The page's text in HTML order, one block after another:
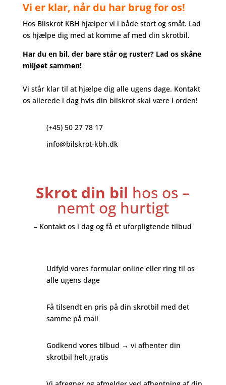
Vi er klar, når du har brug for os!
Hos Bilskrot KBH hjælper vi i både stort og småt. Lad
os hjælpe dig med at komme af med din skrotbil.
Har du en bil, der bare står og ruster? Lad os skåne
miljøet sammen!
Vi står klar til at hjælpe dig alle ugens dage. Kontakt
os allerede i dag hvis din bilskrot skal være i orden!
(+45) 50 27 78 17
info@bilskrot-kbh.dk
Skrot din bil hos os –
nemt og hurtigt
– Kontakt os i dag og få et uforpligtende tilbud
Udfyld vores formular online eller ring til os
alle ugens dage
Få tilsendt en pris på din skrotbil med det
samme på mail
Godkend vores tilbud → vi afhenter din
skrotbil helt gratis